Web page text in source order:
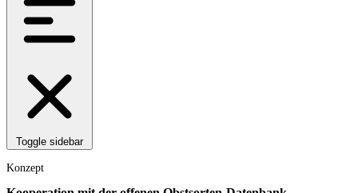
Toggle sidebar
Konzept